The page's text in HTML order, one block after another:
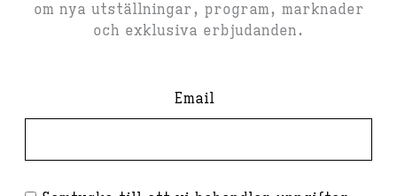
om nya utställningar, program, marknader
och exklusiva erbjudanden.
Email